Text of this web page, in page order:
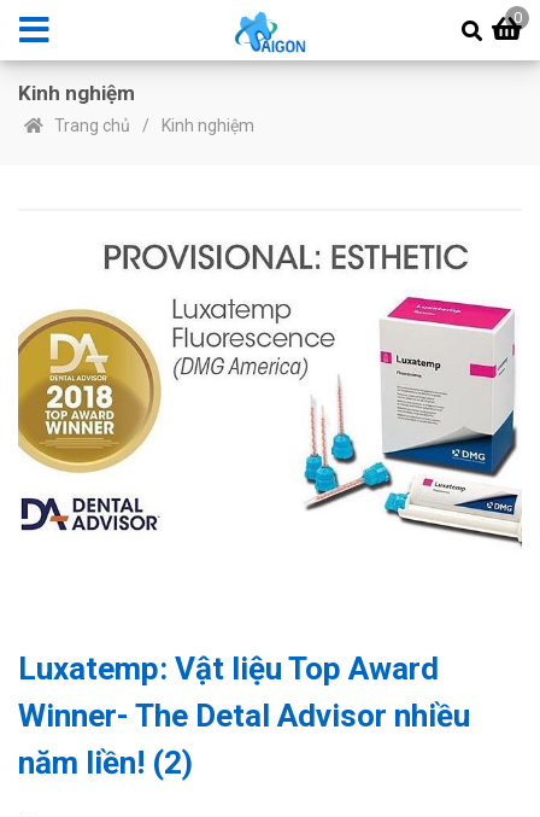
0
Kinh nghiệm
Trang chủ Kinh nghiệm
Luxatemp: Vật liệu Top Award
Winner- The Detal Advisor nhiều
năm liền! (2)